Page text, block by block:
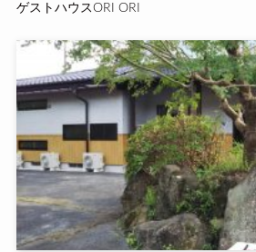
ゲストハウスORI ORI